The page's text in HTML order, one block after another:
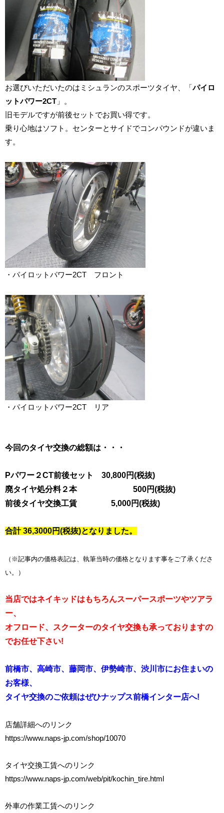
お選びいただいたのはミシュランのスポーツタイヤ、「パイロ
ットパワー2CT 」。
旧モデルですが前後セットでお買い得です。
乗り心地はソフト。センターとサイドでコンパウンドが違いま
す。
・パイロットパワー2CT フロント
・パイロットパワー2CT リア
今回のタイヤ交換の総額は・・・
Pパワー２CT前後セット 30,800円(税抜)
廃タイヤ処分料２本 500円(税抜)
前後タイヤ交換工賃 5,000円(税抜)
合計 36,3000円(税抜)となりました。
（※記事内の価格表記は、執筆当時の価格となります事をご了承くださ
い。）
当店ではネイキッドはもちろんスーパースポーツやツアラ
ー、
オフロード、スクーターのタイヤ交換も承っておりますの
でお任せ下さい!
前橋市、高崎市、藤岡市、伊勢崎市、渋川市にお住まいの
お客様、
タイヤ交換のご依頼はぜひナップス前橋インター店へ!
店舗詳細へのリンク
https://www.naps-jp.com/shop/10070
タイヤ交換工賃へのリンク
https://www.naps-jp.com/web/pit/kochin_tire.html
外車の作業工賃へのリンク